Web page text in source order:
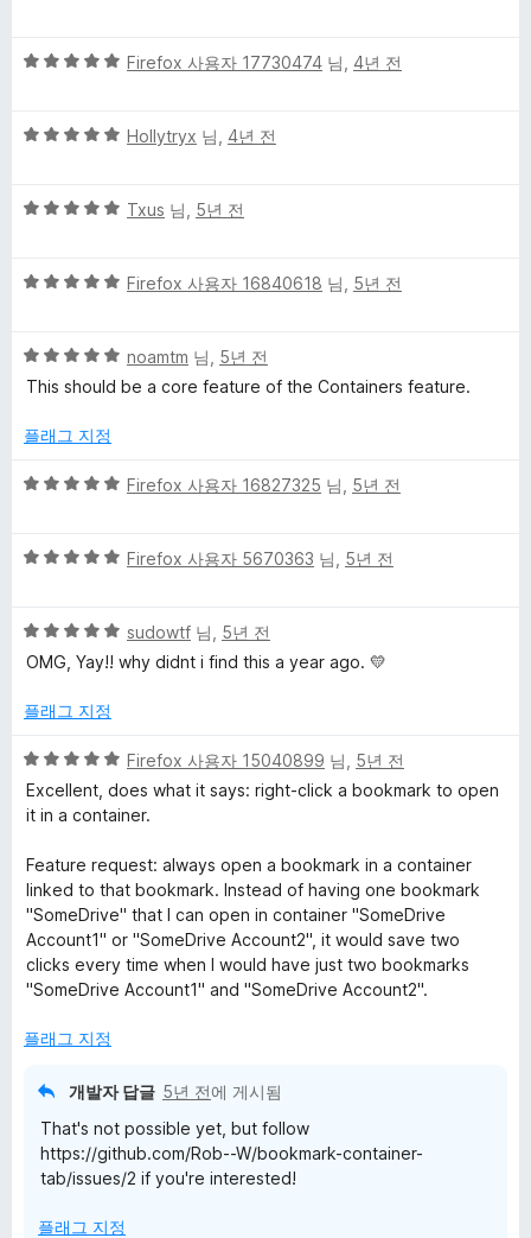
n
t
a
n
e
r
T
a
에
대
한
리
뷰
점
점
5
점
점
Firefox 사용자 17730474 님, 4년 전
5
점
점
Hollytryx 님, 4년 전
5
점
점
Txus 님, 5년 전
5
점
에
점
Firefox 사용자 16840618 님, 5년 전
5
점
점
5
noamtm 님, 5년 전
This should be a core feature of the Containers feature.
플래그 지정
5
점
점
Firefox 사용자 16827325 님, 5년 전
5
점
에
점
Firefox 사용자 5670363 님, 5년 전
5
점
점
5
점
sudowtf 님, 5년 전
OMG, Yay!! why didnt i find this a year ago. 💛
플래그 지정
5
점
만
에
5
점
Firefox 사용자 15040899 님, 5년 전
Excellent, does what it says: right-click a bookmark to open
it in a container.
Feature request: always open a bookmark in a container
linked to that bookmark. Instead of having one bookmark
"SomeDrive" that I can open in container "SomeDrive
Account1" or "SomeDrive Account2", it would save two
clicks every time when I would have just two bookmarks
"SomeDrive Account1" and "SomeDrive Account2".
플래그 지정
개발자 답글 5년 전에 게시됨
That's not possible yet, but follow
https://github.com/Rob--W/bookmark-container-
tab/issues/2 if you're interested!
플래그 지정